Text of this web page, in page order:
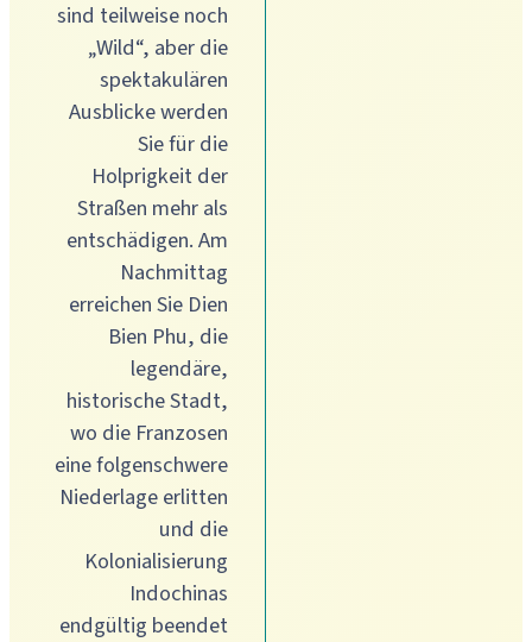
sind teilweise noch
„Wild“, aber die
spektakulären
Ausblicke werden
Sie für die
Holprigkeit der
Straßen mehr als
entschädigen. Am
Nachmittag
erreichen Sie Dien
Bien Phu, die
legendäre,
historische Stadt,
wo die Franzosen
eine folgenschwere
Niederlage erlitten
und die
Kolonialisierung
Indochinas
endgültig beendet